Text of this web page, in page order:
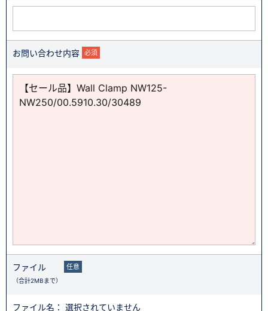
お問い合わせ内容 必須
ファイル
（合計2MBまで）
任意
ファイル名： 選択されていません